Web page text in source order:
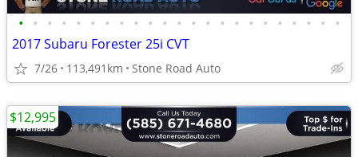
• • • • • • • • • • • • • • • • • • • • • • •
2017 Subaru Forester 25i CVT
7/26 113,491km Stone Road Auto
$12,995